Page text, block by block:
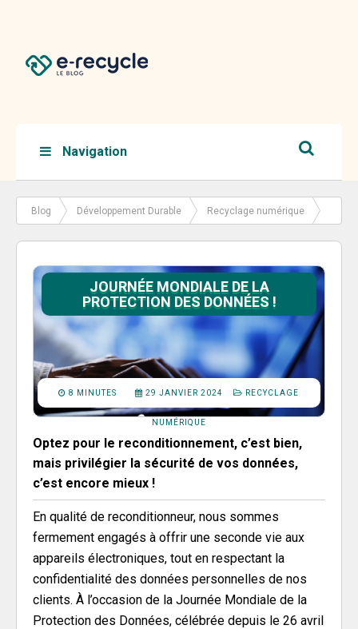
Navigation
Blog Développement Durable Recyclage numérique
JOURNÉE MONDIALE DE LA
PROTECTION DES DONNÉES !
8 MINUTES 29 JANVIER 2024 RECYCLAGE
NUMÉRIQUE
Optez pour le reconditionnement, c’est bien,
mais privilégier la sécurité de vos données,
c’est encore mieux !
En qualité de reconditionneur, nous sommes
fermement engagés à offrir une seconde vie aux
appareils électroniques, tout en respectant la
confidentialité des données personnelles de nos
clients. À l’occasion de la Journée Mondiale de la
Protection des Données, célébrée depuis le 26 avril